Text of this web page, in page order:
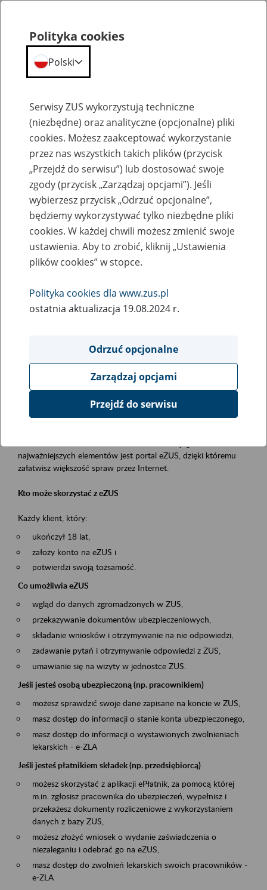
Szkolenia
Zaproś ZUS do siebie - zakładanie profili
eZUS w siedzibie Twojej firmy
Rodzaj wydarzenia
Szkolenia
Obszar merytoryczny
obsługa klientów
Opis wydarzenia
Platforma Usług Elektronicznych ZUS eZUS
najważniejszych elementów jest portal eZUS, dzięki któremu
załatwisz większość spraw przez Internet.
Kto może skorzystać z eZUS
Każdy klient, który:
ukończył 18 lat,
założy konto na eZUS i
potwierdzi swoją tożsamość.
Co umożliwia eZUS
wgląd do danych zgromadzonych w ZUS,
przekazywanie dokumentów ubezpieczeniowych,
składanie wniosków i otrzymywanie na nie odpowiedzi,
zadawanie pytań i otrzymywanie odpowiedzi z ZUS,
umawianie się na wizyty w jednostce ZUS.
Jeśli jesteś osobą ubezpieczoną (np. pracownikiem)
możesz sprawdzić swoje dane zapisane na koncie w ZUS,
masz dostęp do informacji o stanie konta ubezpieczonego,
masz dostęp do informacji o wystawionych zwolnieniach
lekarskich - e-ZLA
Jeśli jesteś płatnikiem składek (np. przedsiębiorcą)
możesz skorzystać z aplikacji ePłatnik, za pomocą której
m.in. zgłosisz pracownika do ubezpieczeń, wypełnisz i
przekażesz dokumenty rozliczeniowe z wykorzystaniem
danych z bazy ZUS,
możesz złożyć wniosek o wydanie zaświadczenia o
niezaleganiu i odebrać go na eZUS,
masz dostęp do zwolnień lekarskich swoich pracowników -
e-ZLA
Polityka cookies
Polski
Serwisy ZUS wykorzystują techniczne
(niezbędne) oraz analityczne (opcjonalne) pliki
cookies. Możesz zaakceptować wykorzystanie
przez nas wszystkich takich plików (przycisk
„Przejdź do serwisu”) lub dostosować swoje
zgody (przycisk „Zarządzaj opcjami”). Jeśli
wybierzesz przycisk „Odrzuć opcjonalne”,
będziemy wykorzystywać tylko niezbędne pliki
cookies. W każdej chwili możesz zmienić swoje
ustawienia. Aby to zrobić, kliknij „Ustawienia
plików cookies” w stopce.
Polityka cookies dla www.zus.pl
ostatnia aktualizacja 19.08.2024 r.
Odrzuć opcjonalne
Zarządzaj opcjami
Przejdź do serwisu